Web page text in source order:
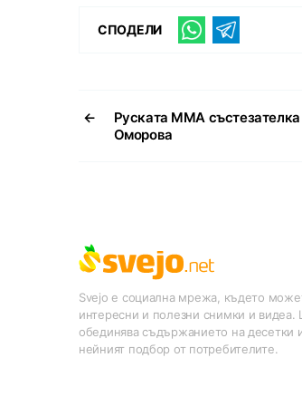
СПОДЕЛИ
←
Руската ММА състезателка
Оморова
Svejo е социална мрежа, където
интересни и полезни снимки и видеа.
обединява съдържанието на десетки
нейният подбор от потребителите.